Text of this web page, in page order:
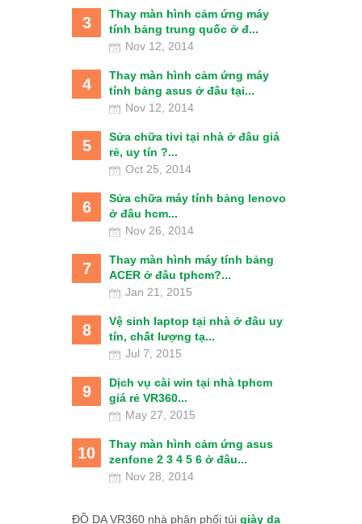
3
Thay màn hình cảm ứng máy
tính bảng trung quốc ở đ...
Nov 12, 2014
4
Thay màn hình cảm ứng máy
tính bảng asus ở đâu tại...
Nov 12, 2014
5
Sửa chữa tivi tại nhà ở đâu giá
rẻ, uy tín ?...
Oct 25, 2014
6
Sửa chữa máy tính bảng lenovo
ở đâu hcm...
Nov 26, 2014
7
Thay màn hình máy tính bảng
ACER ở đâu tphcm?...
Jan 21, 2015
8
Vệ sinh laptop tại nhà ở đâu uy
tín, chất lượng tạ...
Jul 7, 2015
9
Dịch vụ cài win tại nhà tphcm
giá rẻ VR360...
May 27, 2015
10
Thay màn hình cảm ứng asus
zenfone 2 3 4 5 6 ở đâu...
Nov 28, 2014
ĐỒ DA VR360 nhà phân phối túi giày da